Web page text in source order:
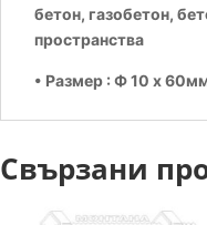
бетон, газобетон,
пространства
• Размер : Ф 10 х
Свързани